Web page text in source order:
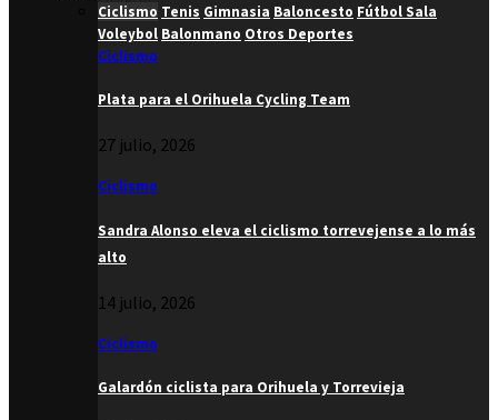
Ciclismo Tenis Gimnasia Baloncesto Fútbol Sala
Voleybol Balonmano Otros Deportes
Ciclismo
Plata para el Orihuela Cycling Team
27 julio, 2026
Ciclismo
Sandra Alonso eleva el ciclismo torrevejense a lo más
alto
14 julio, 2026
Ciclismo
Galardón ciclista para Orihuela y Torrevieja